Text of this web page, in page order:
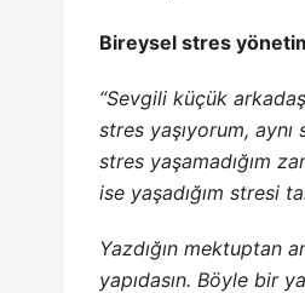
Bireysel stres
“Sevgili küçük
stres yaşıyorum,
stres yaşamadığım
ise yaşadığım stresi
Yazdığın mektuptan
yapıdasın. Böyle bir